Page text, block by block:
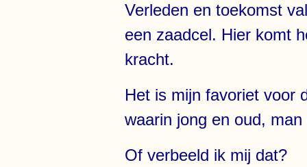
Verleden en toekomst
een zaadcel. Hier komt
kracht.
Het is mijn favoriet voor
waarin jong en oud,
Of verbeeld ik mij dat?